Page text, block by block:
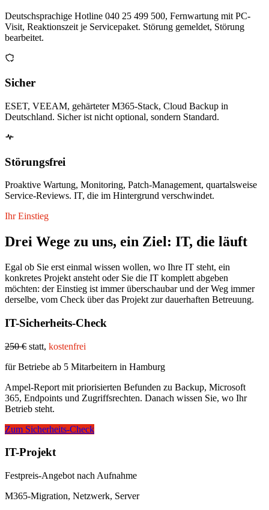
Deutschsprachige Hotline 040 25 499 500, Fernwartung mit PC-
Visit, Reaktionszeit je Servicepaket. Störung gemeldet, Störung
bearbeitet.
Sicher
ESET, VEEAM, gehärteter M365-Stack, Cloud Backup in
Deutschland. Sicher ist nicht optional, sondern Standard.
Störungsfrei
Proaktive Wartung, Monitoring, Patch-Management, quartalsweise
Service-Reviews. IT, die im Hintergrund verschwindet.
Ihr Einstieg
Drei Wege zu uns, ein Ziel: IT, die läuft
Egal ob Sie erst einmal wissen wollen, wo Ihre IT steht, ein
konkretes Projekt ansteht oder Sie die IT komplett abgeben
möchten: der Einstieg ist immer überschaubar und der Weg immer
derselbe, vom Check über das Projekt zur dauerhaften Betreuung.
IT-Sicherheits-Check
250 € statt, kostenfrei
für Betriebe ab 5 Mitarbeitern in Hamburg
Ampel-Report mit priorisierten Befunden zu Backup, Microsoft
365, Endpoints und Zugriffsrechten. Danach wissen Sie, wo Ihr
Betrieb steht.
Zum Sicherheits-Check
IT-Projekt
Festpreis-Angebot nach Aufnahme
M365-Migration, Netzwerk, Server